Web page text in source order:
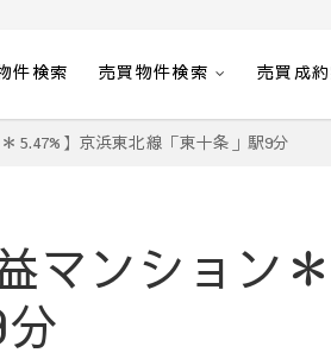
件検索 売買物件検索 売買成
5.47%】京浜東北線「東十条」駅9分
マンション